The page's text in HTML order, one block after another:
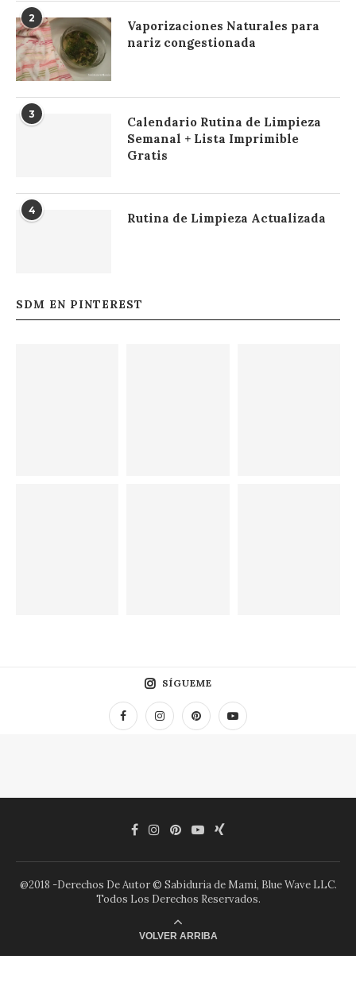
2
Vaporizaciones Naturales para
nariz congestionada
3
Calendario Rutina de Limpieza
Semanal + Lista Imprimible
Gratis
4
Rutina de Limpieza Actualizada
SDM EN PINTEREST
SÍGUEME
@2018 -Derechos De Autor © Sabiduria de Mami, Blue Wave LLC.
Todos Los Derechos Reservados.
VOLVER ARRIBA